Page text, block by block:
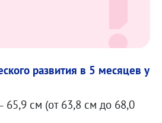
развития в 5 месяцев у
65,9 см (от 63,8 см до 68,0